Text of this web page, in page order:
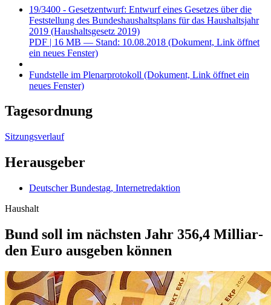
19/3400 - Gesetzentwurf: Entwurf eines Gesetzes über die
Feststellung des Bundeshaushaltsplans für das Haushaltsjahr
2019 (Haushaltsgesetz 2019)
PDF | 16 MB — Stand: 10.08.2018 (Dokument, Link öffnet
ein neues Fenster)
Fundstelle im Plenarprotokoll (Dokument, Link öffnet ein
neues Fenster)
Tagesordnung
Sitzungsverlauf
Herausgeber
Deutscher Bundestag, Internetredaktion
Haushalt
Bund soll im nächsten Jahr 356,4 Milliar­
den Euro aus­ge­ben können